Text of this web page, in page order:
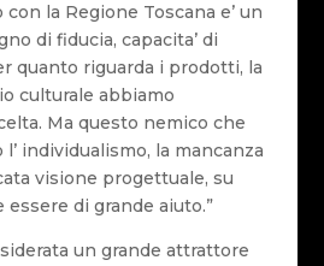
la Regione Toscana e’ un
di fiducia, capacita’ di
quanto riguarda i prodotti, la
culturale abbiamo
Ma questo nemico che
individualismo, la mancanza
visione progettuale, su
di grande aiuto.”
un grande attrattore